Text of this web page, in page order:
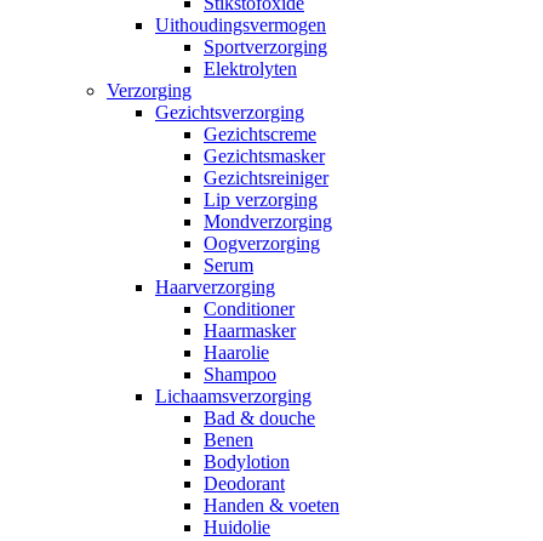
Uithoudingsvermogen
Sportverzorging
Elektrolyten
Verzorging
Gezichtsverzorging
Gezichtscreme
Gezichtsmasker
Gezichtsreiniger
Lip verzorging
Mondverzorging
Oogverzorging
Serum
Haarverzorging
Conditioner
Haarmasker
Haarolie
Shampoo
Lichaamsverzorging
Bad & douche
Benen
Bodylotion
Deodorant
Handen & voeten
Huidolie